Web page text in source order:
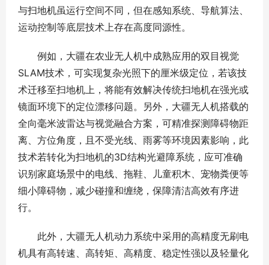
与扫地机虽运行空间不同，但在感知系统、导航算法、
运动控制等底层技术上存在高度同源性。
例如，大疆在农业无人机中成熟应用的双目视觉
SLAM技术，可实现复杂光照下的厘米级定位，若该技
术迁移至扫地机上，将能有效解决传统扫地机在强光或
镜面环境下的定位漂移问题。另外，大疆无人机搭载的
全向毫米波雷达与视觉融合方案，可精准探测障碍物距
离、方位角度，且不受光线、雨雾等环境因素影响，此
技术若转化为扫地机的3D结构光避障系统，应可准确
识别家庭场景中的电线、拖鞋、儿童积木、宠物粪便等
细小障碍物，减少碰撞和缠绕，保障清洁高效有序进
行。
此外，大疆无人机动力系统中采用的高精度无刷电
机具有高转速、高转矩、高精度、稳定性强以及轻量化